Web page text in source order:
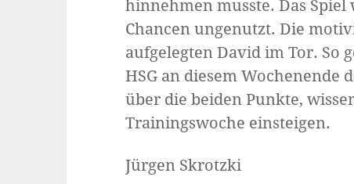
hinnehmen musste. Das
Chancen ungenutzt. Die
aufgelegten David im Tor. So
HSG an diesem Wochenende
über die beiden Punkte,
Trainingswoche einsteigen.
Jürgen Skrotzki